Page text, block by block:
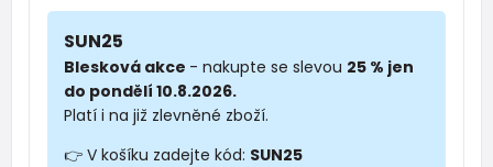
SUN25
Blesková akce - nakupte se slevou 25 % jen
do pondělí 10.8.2026.
Platí i na již zlevněné zboží.
👉 V košíku zadejte kód: SUN25